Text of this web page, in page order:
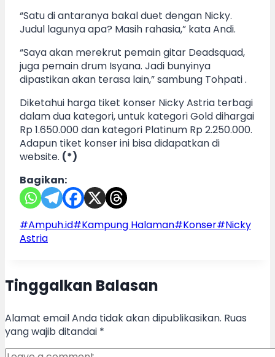
“Satu di antaranya bakal duet dengan Nicky.
Judul lagunya apa? Masih rahasia,” kata Andi.
“Saya akan merekrut pemain gitar Deadsquad,
juga pemain drum Isyana. Jadi bunyinya
dipastikan akan terasa lain,” sambung Tohpati .
Diketahui harga tiket konser Nicky Astria terbagi
dalam dua kategori, untuk kategori Gold dihargai
Rp 1.650.000 dan kategori Platinum Rp 2.250.000.
Adapun tiket konser ini bisa didapatkan di
website. (*)
Bagikan:
Post
Tags:
#Ampuh.id#Kampung Halaman#Konser#Nicky
Astria
Tinggalkan Balasan
Alamat email Anda tidak akan dipublikasikan. Ruas
yang wajib ditandai *